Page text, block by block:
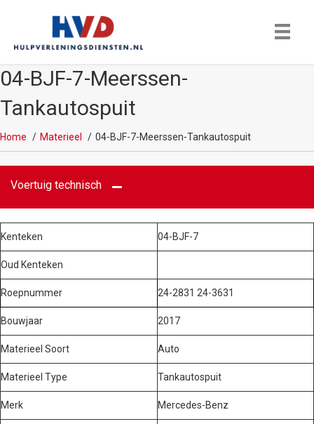
04-BJF-7-Meerssen-
Tankautospuit
Home Materieel 04-BJF-7-Meerssen-Tankautospuit
Voertuig technisch
Kenteken 04-BJF-7
Oud Kenteken
Roepnummer 24-2831 24-3631
Bouwjaar 2017
Materieel Soort Auto
Materieel Type Tankautospuit
Merk Mercedes-Benz